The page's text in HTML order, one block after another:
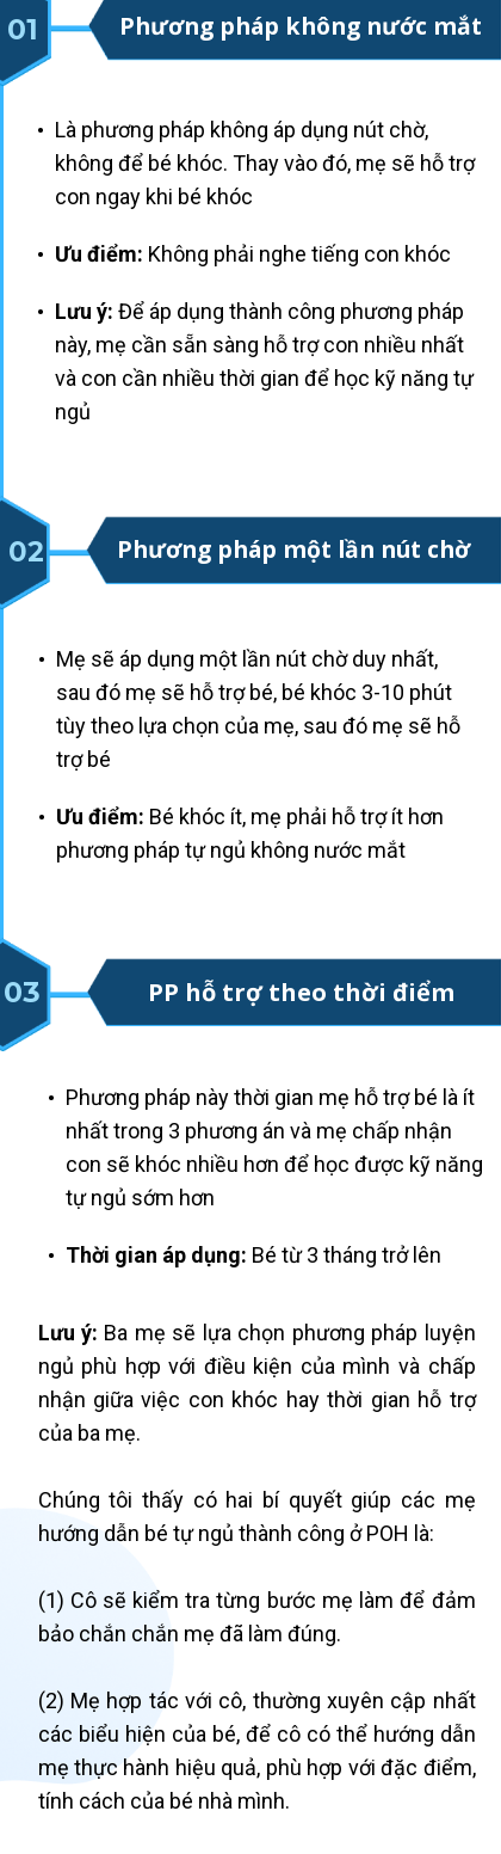
03 PP hỗ trợ theo thời điểm
Phương pháp này thời gian mẹ hỗ trợ bé là ít
nhất trong 3 phương án và mẹ chấp nhận
con sẽ khóc nhiều hơn để học được kỹ năng
tự ngủ sớm hơn
Thời gian áp dụng: Bé từ 3 tháng trở lên
Lưu ý: Ba mẹ sẽ lựa chọn phương pháp luyện
ngủ phù hợp với điều kiện của mình và chấp
nhận giữa việc con khóc hay thời gian hỗ trợ
của ba mẹ.
Chúng tôi thấy có hai bí quyết giúp các mẹ
hướng dẫn bé tự ngủ thành công ở POH là:
(1) Cô sẽ kiểm tra từng bước mẹ làm để đảm
bảo chắn chắn mẹ đã làm đúng.
(2) Mẹ hợp tác với cô, thường xuyên cập nhất
các biểu hiện của bé, để cô có thể hướng dẫn
mẹ thực hành hiệu quả, phù hợp với đặc điểm,
tính cách của bé nhà mình.
Là phương pháp không áp dụng nút chờ,
không để bé khóc. Thay vào đó, mẹ s ẽ hỗ trợ
con ngay khi bé khóc
Ưu điểm: Không phải nghe tiếng con khóc
Lưu ý: Để áp dụng thành công phương pháp
này, mẹ cần sẵn sàng hỗ trợ con nhiều nhất
và con cần nhiều thời gian để học kỹ năng tự
ngủ
Phương pháp không nước mắt
01
Mẹ sẽ áp dụng một lần nút ch ờ duy nhất,
sau đó mẹ sẽ hỗ trợ bé, bé khóc 3-10 phút
tùy theo lựa chọn của mẹ, sau đó mẹ sẽ hỗ
trợ bé
Ưu điểm: Bé khóc ít, mẹ phải hỗ trợ ít hơn
phương pháp tự ngủ không nước mắt
Phương pháp một lần nút chờ
02